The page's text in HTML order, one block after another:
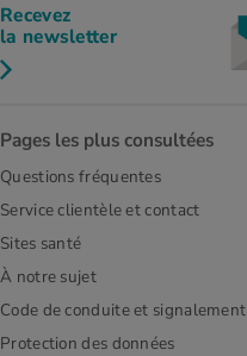
Recevez
la newsletter
Pages les plus consultées
Questions fréquentes
Service clientèle et contact
Sites santé
À notre sujet
Code de conduite et signalement
Protection des données